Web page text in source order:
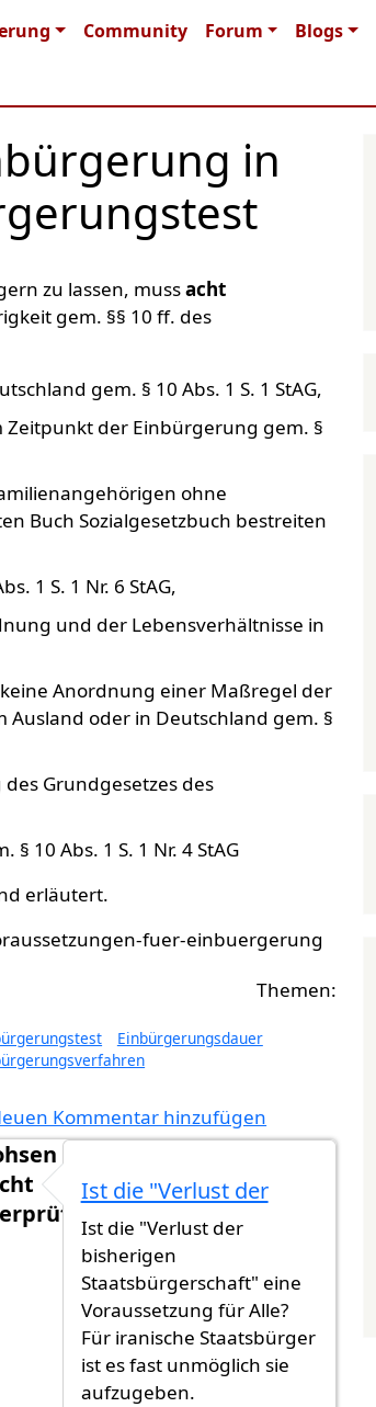
Community Forum Blogs
in
zu lassen, mussacht
gem. §§ 10 ff. des
gem. § 10 Abs. 1 S. 1 StAG,
der Einbürgerung gem. §
ohne
Buch Sozialgesetzbuch bestreiten
1 S. 1 Nr. 6 StAG,
und der Lebensverhältnisse in
Anordnung einer Maßregel der
oder in Deutschland gem. §
Grundgesetzes des
10 Abs. 1 S. 1 Nr. 4 StAG
erläutert.
fuer-einbuergerung
Einbürgerungsdauer
Kommentar hinzufügen
Ist die "Verlust der
Ist die "Verlust der
bisherigen
Staatsbürgerschaft" eine
Voraussetzung für Alle?
Für iranische Staatsbürger
ist es fast unmöglich sie
aufzugeben.